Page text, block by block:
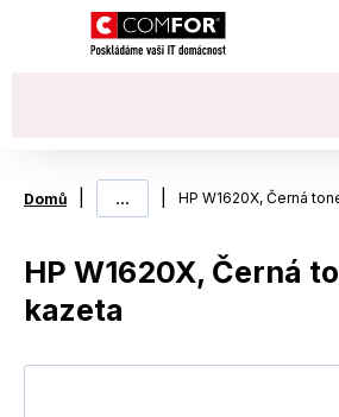
Domů ... HP W1620X, Černá
HP W1620X, Černá
kazeta